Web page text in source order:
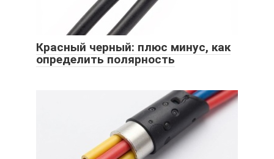
Красный черный: плюс минус, как
определить полярность